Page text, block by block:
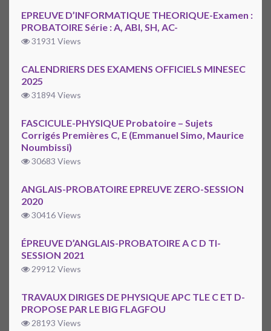
EPREUVE D’INFORMATIQUE THEORIQUE-Examen :
PROBATOIRE Série : A, ABI, SH, AC-
31931 Views
CALENDRIERS DES EXAMENS OFFICIELS MINESEC
2025
31894 Views
FASCICULE-PHYSIQUE Probatoire – Sujets
Corrigés Premières C, E (Emmanuel Simo, Maurice
Noumbissi)
30683 Views
ANGLAIS-PROBATOIRE EPREUVE ZERO-SESSION
2020
30416 Views
ÉPREUVE D’ANGLAIS-PROBATOIRE A C D TI-
SESSION 2021
29912 Views
TRAVAUX DIRIGES DE PHYSIQUE APC TLE C ET D-
PROPOSE PAR LE BIG FLAGFOU
28193 Views